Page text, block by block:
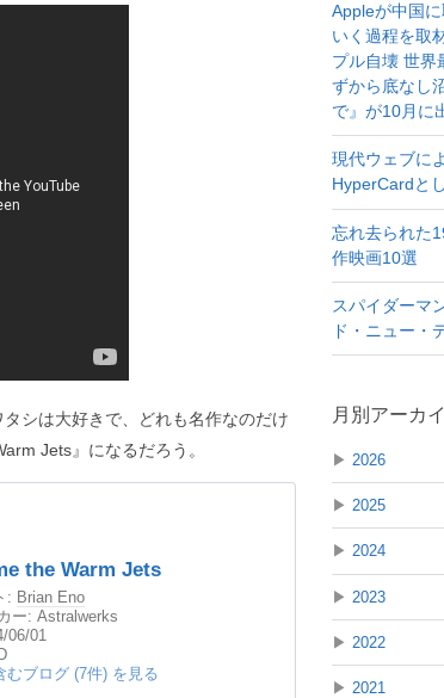
シは大好きで、どれも名作なのだけ
Jets』になるだろう。
the Warm Jets
: Brian Eno
ー: Astralwerks
06/01
むブログ (7件) を見る
Appleが中国
いく過程を取
プル自壊 世界
ずから底なし
で』が10月に
現代ウェブに
HyperCardと
忘れ去られた
作映画10選
スパイダーマ
ド・ニュー・
月別アーカ
▶ 2026
▶ 2025
▶ 2024
▶ 2023
▶ 2022
▶ 2021